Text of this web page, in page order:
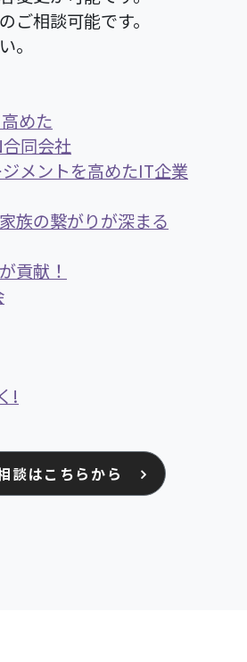
相談可能です。
。
めた
同会社
メントを高めたIT企業
族の繋がりが深まる
貢献！
!
談はこちらから